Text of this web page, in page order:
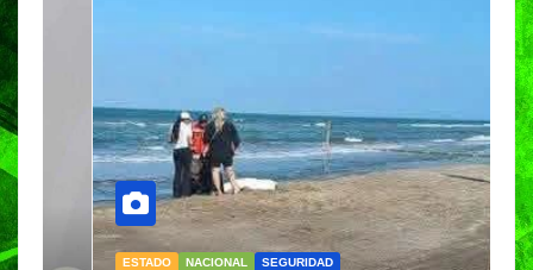
NACIONAL SEGURIDAD